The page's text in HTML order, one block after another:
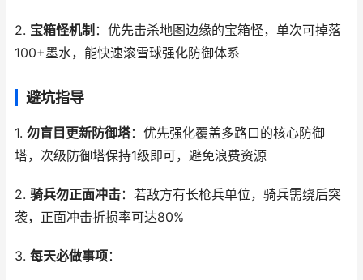
2. 宝箱怪机制 ：优先击杀地图边缘的宝箱怪，单次可掉落
100+墨水，能快速滚雪球强化防御体系
避坑指导
1. 勿盲目更新防御塔：优先强化覆盖多路口的核心防御
塔，次级防御塔保持1级即可，避免浪费资源
2. 骑兵勿正面冲击：若敌方有长枪兵单位，骑兵需绕后突
袭，正面冲击折损率可达80%
3. 每天必做事项：